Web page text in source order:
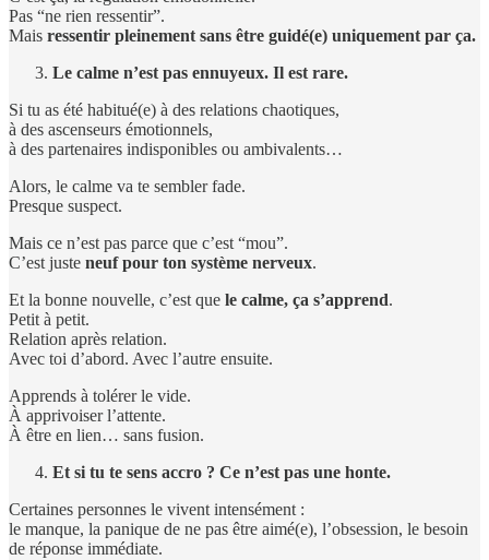
Pas “ne rien ressentir”.
Mais ressentir pleinement sans être guidé(e) uniquement par ça.
Le calme n’est pas ennuyeux. Il est rare.
Si tu as été habitué(e) à des relations chaotiques,
à des ascenseurs émotionnels,
à des partenaires indisponibles ou ambivalents…
Alors, le calme va te sembler fade.
Presque suspect.
Mais ce n’est pas parce que c’est “mou”.
C’est juste neuf pour ton système nerveux.
Et la bonne nouvelle, c’est que le calme, ça s’apprend.
Petit à petit.
Relation après relation.
Avec toi d’abord. Avec l’autre ensuite.
Apprends à tolérer le vide.
À apprivoiser l’attente.
À être en lien… sans fusion.
Et si tu te sens accro ? Ce n’est pas une honte.
Certaines personnes le vivent intensément :
le manque, la panique de ne pas être aimé(e), l’obsession, le besoin
de réponse immédiate.